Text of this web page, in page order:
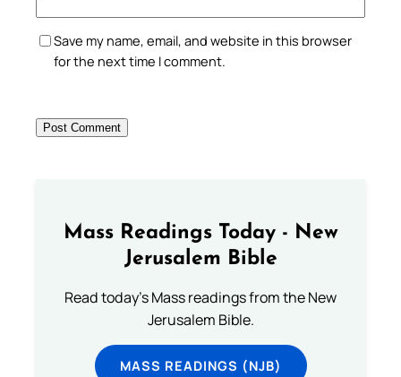
Save my name, email, and website in this browser
for the next time I comment.
Mass Readings Today - New
Jerusalem Bible
Read today's Mass readings from the New
Jerusalem Bible.
MASS READINGS (NJB)